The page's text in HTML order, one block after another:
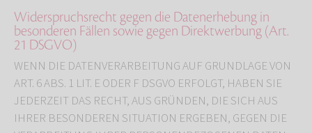
Widerspruchsrecht gegen die Datenerhebung in
besonderen Fällen sowie gegen Direktwerbung (Art.
21 DSGVO)
WENN DIE DATENVERARBEITUNG AUF GRUNDLAGE VON
ART. 6 ABS. 1 LIT. E ODER F DSGVO ERFOLGT, HABEN SIE
JEDERZEIT DAS RECHT, AUS GRÜNDEN, DIE SICH AUS
IHRER BESONDEREN SITUATION ERGEBEN, GEGEN DIE